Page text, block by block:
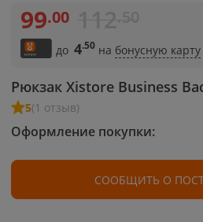
Рюкзак Xistore Business
5(1 отзыв)
99.00
до 4.50 на бонусную карту
Оформление покупки:
СООБЩИТЬ О